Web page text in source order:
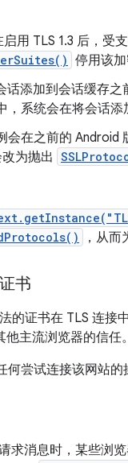
用 TLS 1.3 后，受
停用该
话添加到会话缓存之
，系统会在将会话
会在之前的 Android
为抛出
，从
书
的证书在 TLS 连
主流浏览器的信任。
尝试连接该网站的
求消息时，某些浏